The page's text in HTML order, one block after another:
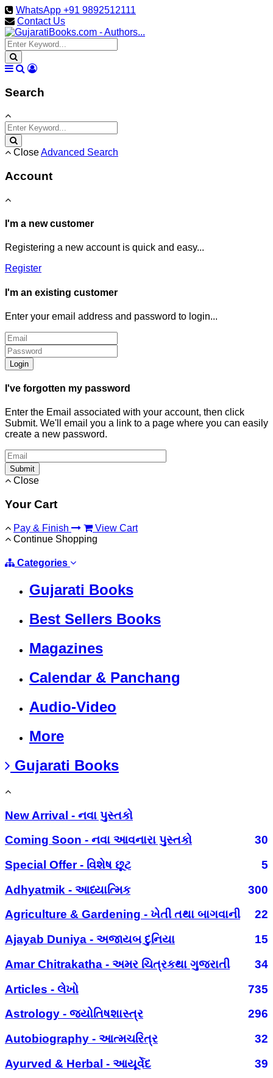
WhatsApp +91 9892512111
Contact Us
Search
CloseAdvanced Search
Account
I'm a new customer
Registering a new account is quick and easy...
Register
I'm an existing customer
Enter your email address and password to login...
Login
I've forgotten my password
Enter the Email associated with your account, then click
Submit. We'll email you a link to a page where you can easily
create a new password.
Submit
Close
Your Cart
Pay & Finish
View Cart
Continue Shopping
Categories
Gujarati Books
Best Sellers Books
Magazines
Calendar & Panchang
Audio-Video
More
Gujarati Books
New Arrival - નવા પુસ્તકો
Coming Soon - નવા આવનારા પુસ્તકો
30
Special Offer - વિશેષ છૂટ
5
Adhyatmik - આધ્યાત્મિક
300
Agriculture & Gardening - ખેતી તથા બાગવાની
22
Ajayab Duniya - અજાયબ દુનિયા
15
Amar Chitrakatha - અમર ચિત્રકથા ગુજરાતી
34
Articles - લેખો
735
Astrology - જ્યોતિષશાસ્ત્ર
296
Autobiography - આત્મચરિત્ર
32
Ayurved & Herbal - આયૂર્વેદ
39